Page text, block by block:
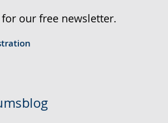
for our free newsletter.